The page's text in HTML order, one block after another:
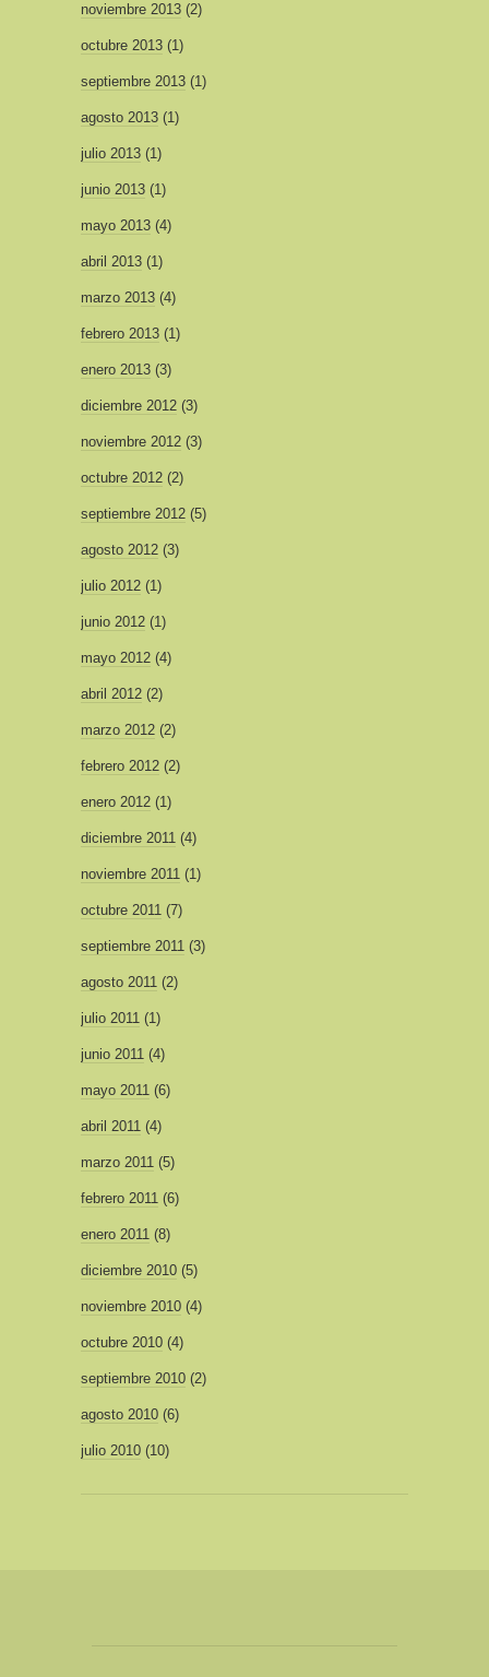
noviembre 2013 (2)
octubre 2013 (1)
septiembre 2013 (1)
agosto 2013 (1)
julio 2013 (1)
junio 2013 (1)
mayo 2013 (4)
abril 2013 (1)
marzo 2013 (4)
febrero 2013 (1)
enero 2013 (3)
diciembre 2012 (3)
noviembre 2012 (3)
octubre 2012 (2)
septiembre 2012 (5)
agosto 2012 (3)
julio 2012 (1)
junio 2012 (1)
mayo 2012 (4)
abril 2012 (2)
marzo 2012 (2)
febrero 2012 (2)
enero 2012 (1)
diciembre 2011 (4)
noviembre 2011 (1)
octubre 2011 (7)
septiembre 2011 (3)
agosto 2011 (2)
julio 2011 (1)
junio 2011 (4)
mayo 2011 (6)
abril 2011 (4)
marzo 2011 (5)
febrero 2011 (6)
enero 2011 (8)
diciembre 2010 (5)
noviembre 2010 (4)
octubre 2010 (4)
septiembre 2010 (2)
agosto 2010 (6)
julio 2010 (10)